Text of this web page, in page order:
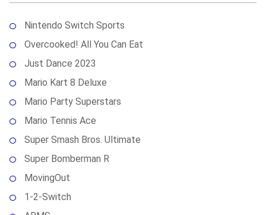
Nintendo Switch Sports
Overcooked! All You Can Eat
Just Dance 2023
Mario Kart 8 Deluxe
Mario Party Superstars
Mario Tennis Ace
Super Smash Bros. Ultimate
Super Bomberman R
MovingOut
1-2-Switch